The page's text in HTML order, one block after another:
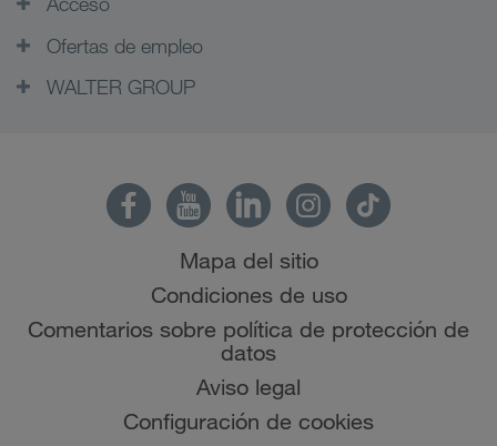
Ofertas de empleo
WALTER GROUP
Mapa del sitio
Condiciones de uso
Comentarios sobre política de protección de
datos
Aviso legal
Configuración de cookies